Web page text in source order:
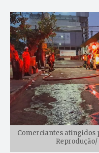
Comerciantes atingidos